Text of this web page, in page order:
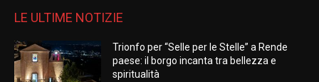
LE ULTIME NOTIZIE
Trionfo per “Selle per le Stelle” a Rende
paese: il borgo incanta tra bellezza e
spiritualità